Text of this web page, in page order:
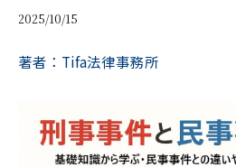
2025/10/15
著者：Tifa法律事務所